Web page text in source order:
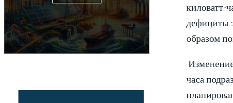
киловатт-
дефициты
образом
часа